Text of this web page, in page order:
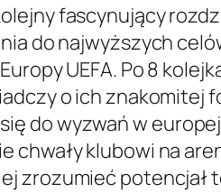
fascynujący
do najwyższych
UEFA. Po 8
o ich znakomitej
do wyzwań w
klubowi na
zrozumieć